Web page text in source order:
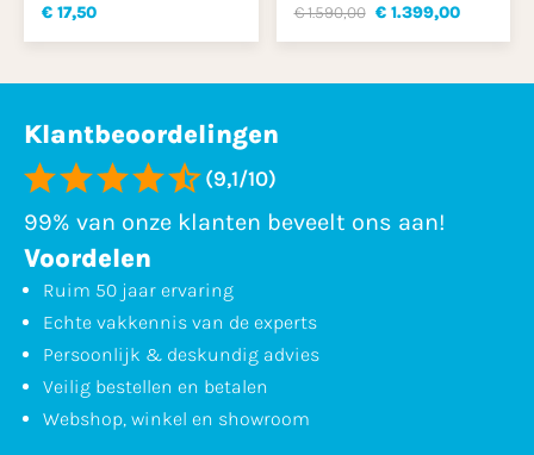
€ 17,50 € 1.590,00 € 1.399,00
Klantbeoordelingen
(9,1/10)
99% van onze klanten beveelt ons aan!
Voordelen
Ruim 50 jaar ervaring
Echte vakkennis van de experts
Persoonlijk & deskundig advies
Veilig bestellen en betalen
Webshop, winkel en showroom